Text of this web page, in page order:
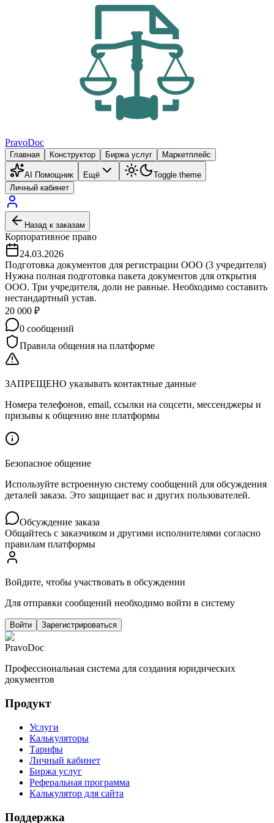
PravoDoc
Главная Конструктор Биржа услуг Маркетплейс
AI Помощник Ещё
Toggle theme
Личный кабинет
Назад к заказам
Корпоративное право
24.03.2026
Подготовка документов для регистрации ООО (3 учредителя)
Нужна полная подготовка пакета документов для открытия
ООО. Три учредителя, доли не равные. Необходимо составить
нестандартный устав.
20 000 ₽
0 сообщений
Правила общения на платформе
ЗАПРЕЩЕНО указывать контактные данные
Номера телефонов, email, ссылки на соцсети, мессенджеры и
призывы к общению вне платформы
Безопасное общение
Используйте встроенную систему сообщений для обсуждения
деталей заказа. Это защищает вас и других пользователей.
Обсуждение заказа
Общайтесь с заказчиком и другими исполнителями согласно
правилам платформы
Войдите, чтобы участвовать в обсуждении
Для отправки сообщений необходимо войти в систему
Войти Зарегистрироваться
PravoDoc
Профессиональная система для создания юридических
документов
Продукт
Услуги
Калькуляторы
Тарифы
Личный кабинет
Биржа услуг
Реферальная программа
Калькулятор для сайта
Поддержка